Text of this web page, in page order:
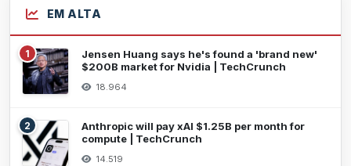
EM ALTA
1
Jensen Huang says he's found a 'brand new'
$200B market for Nvidia | TechCrunch
18.964
2
Anthropic will pay xAI $1.25B per month for
compute | TechCrunch
14.519